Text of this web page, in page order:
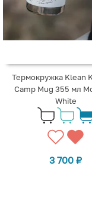
Термокружка Klean
Camp Mug 355 мл
White
3 700 ₽